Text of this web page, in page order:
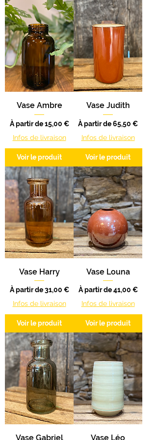
Vase Ambre
À partir de15,00 €
Prix promotionnel
Infos de livraison
Voir le produit
Vase Judith
À partir de65,50 €
Prix promotionnel
Infos de livraison
Voir le produit
Vase Harry
À partir de31,00 €
Prix promotionnel
Infos de livraison
Voir le produit
Vase Louna
À partir de41,00 €
Prix promotionnel
Infos de livraison
Voir le produit
Vase Gabriel Vase Léo